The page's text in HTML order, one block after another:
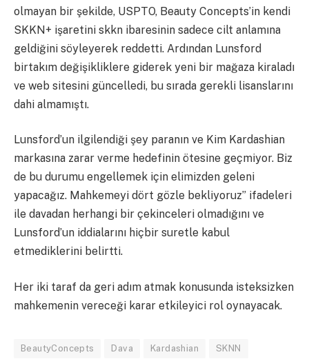
olmayan bir şekilde, USPTO, Beauty Concepts’in kendi
SKKN+ işaretini skkn ibaresinin sadece cilt anlamına
geldiğini söyleyerek reddetti. Ardından Lunsford
birtakım değişikliklere giderek yeni bir mağaza kiraladı
ve web sitesini güncelledi, bu sırada gerekli lisanslarını
dahi almamıştı.
Lunsford’un ilgilendiği şey paranın ve Kim Kardashian
markasına zarar verme hedefinin ötesine geçmiyor. Biz
de bu durumu engellemek için elimizden geleni
yapacağız. Mahkemeyi dört gözle bekliyoruz” ifadeleri
ile davadan herhangi bir çekinceleri olmadığını ve
Lunsford’un iddialarını hiçbir suretle kabul
etmediklerini belirtti.
Her iki taraf da geri adım atmak konusunda isteksizken
mahkemenin vereceği karar etkileyici rol oynayacak.
BeautyConcepts Dava Kardashian SKNN